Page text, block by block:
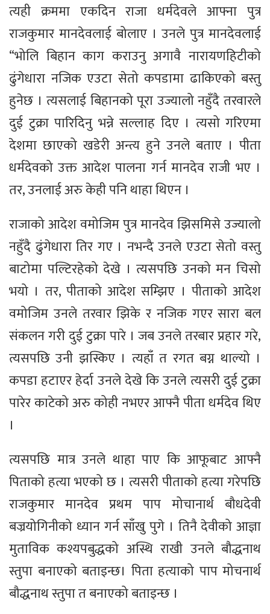
त्यही क्रममा एकदिन राजा धर्मदेवले आफ्ना पुत्र
राजकुमार मानदेवलाई बोलाए । उनले पुत्र मानदेवलाई
“भोलि बिहान काग कराउनु अगावै नारायणहिटीको
ढुंगेधारा नजिक एउटा सेतो कपडामा ढाकिएको बस्तु
हुनेछ । त्यसलाई बिहानको पूरा उज्यालो नहुँदै तरवारले
दुई टुक्रा पारिदिनु भन्ने सल्लाह दिए । त्यसो गरिएमा
देशमा छाएको खडेरी अन्त्य हुने उनले बताए । पीता
धर्मदेवको उक्त आदेश पालना गर्न मानदेव राजी भए ।
तर, उनलाई अरु केही पनि थाहा थिएन ।
राजाको आदेश वमोजिम पुत्र मानदेव झिसमिसे उज्यालो
नहुँदै ढुंगेधारा तिर गए । नभन्दै उनले एउटा सेतो वस्तु
बाटोमा पल्टिरहेको देखे । त्यसपछि उनको मन चिसो
भयो । तर, पीताको आदेश सम्झिए । पीताको आदेश
वमोजिम उनले तरवार झिके र नजिक गएर सारा बल
संकलन गरी दुई टुक्रा पारे । जब उनले तरबार प्रहार गरे,
त्यसपछि उनी झस्किए । त्यहाँ त रगत बग्न थाल्यो ।
कपडा हटाएर हेर्दा उनले देखे कि उनले त्यसरी दुई टुक्रा
पारेर काटेको अरु कोही नभएर आफ्नै पीता धर्मदेव थिए
।
त्यसपछि मात्र उनले थाहा पाए कि आफूबाट आफ्नै
पिताको हत्या भएको छ । त्यसरी पीताको हत्या गरेपछि
राजकुमार मानदेव प्रथम पाप मोचानार्थ बौधदेवी
बज्रयोगिनीको ध्यान गर्न साँखु पुगे । तिनै देवीको आज्ञा
मुताविक कश्यपबुद्धको अस्थि राखी उनले बौद्धनाथ
स्तुपा बनाएको बताइन्छ। पिता हत्याको पाप मोचनार्थ
बौद्धनाथ स्तुपा त बनाएको बताइन्छ ।